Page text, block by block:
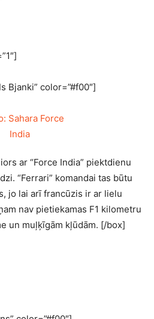
Bjanki” color=”#f00″]
ar “Force India” piektdienu
“Ferrari” komandai tas būtu
jo lai arī francūzis ir ar lielu
nav pietiekamas F1 kilometru
un muļķīgām kļūdām. [/box]